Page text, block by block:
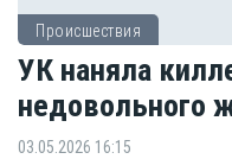
Происшествия
УК наняла
недовольного
03.05.2026 16:15